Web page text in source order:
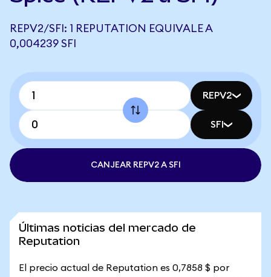
REPV2/SFI: 1 REPUTATION EQUIVALE A
0,004239 SFI
REPV2
SFI
CANJEAR REPV2 A SFI
Últimas noticias del mercado de
Reputation
El precio actual de Reputation es 0,7858 $ por